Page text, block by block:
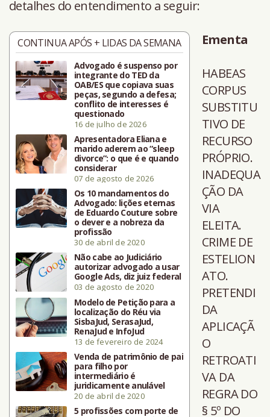
detalhes do entendimento a seguir:
CONTINUA APÓS + LIDAS DA SEMANA
Advogado é suspenso por
integrante do TED da
OAB/ES que copiava suas
peças, segundo a defesa;
conflito de interesses é
questionado
16 de julho de 2026
Apresentadora Eliana e
marido aderem ao “sleep
divorce”: o que é e quando
considerar
07 de agosto de 2026
Os 10 mandamentos do
Advogado: lições eternas
de Eduardo Couture sobre
o dever e a nobreza da
profissão
30 de abril de 2020
Não cabe ao Judiciário
autorizar advogado a usar
Google Ads, diz juiz federal
03 de agosto de 2020
Modelo de Petição para a
localização do Réu via
SisbaJud, SerasaJud,
RenaJud e InfoJud
13 de fevereiro de 2024
Venda de patrimônio de pai
para filho por
intermediário é
juridicamente anulável
20 de abril de 2020
5 profissões com porte de
Ementa
HABEAS
CORPUS
SUBSTITU
TIVO DE
RECURSO
PRÓPRIO.
INADEQUA
ÇÃO DA
VIA
ELEITA.
CRIME DE
ESTELION
ATO.
PRETENDI
DA
APLICAÇÃ
O
RETROATI
VA DA
REGRA DO
§ 5º DO